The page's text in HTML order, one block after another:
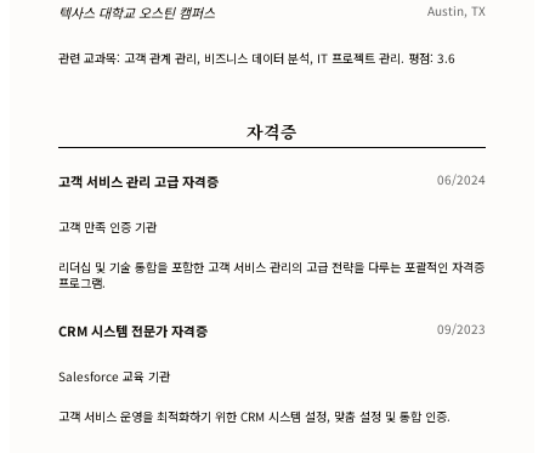
텍사스 대학교 오스틴 캠퍼스 Austin, TX
관련 교과목: 고객 관계 관리, 비즈니스 데이터 분석, IT 프로젝트 관리. 평점: 3.6
자격증
고객 서비스 관리 고급 자격증 06/2024
고객 만족 인증 기관
리더십 및 기술 통합을 포함한 고객 서비스 관리의 고급 전략을 다루는 포괄적인 자격증
프로그램.
CRM 시스템 전문가 자격증 09/2023
Salesforce 교육 기관
고객 서비스 운영을 최적화하기 위한 CRM 시스템 설정, 맞춤 설정 및 통합 인증.